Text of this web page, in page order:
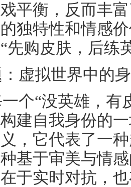
平衡，反而丰
独特性和情感
先购皮肤，后练
虚拟世界中的
个“没英雄，有
建自我身份的
，它代表了一
基于审美与情
于实时对抗，